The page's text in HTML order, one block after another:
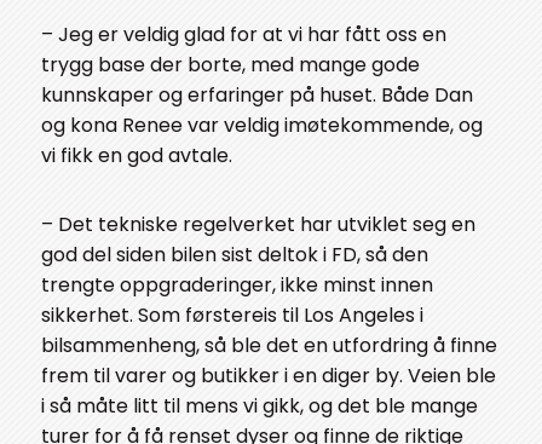
– Jeg er veldig glad for at vi har fått oss en
trygg base der borte, med mange gode
kunnskaper og erfaringer på huset. Både Dan
og kona Renee var veldig imøtekommende, og
vi fikk en god avtale.
– Det tekniske regelverket har utviklet seg en
god del siden bilen sist deltok i FD, så den
trengte oppgraderinger, ikke minst innen
sikkerhet. Som førstereis til Los Angeles i
bilsammenheng, så ble det en utfordring å finne
frem til varer og butikker i en diger by. Veien ble
i så måte litt til mens vi gikk, og det ble mange
turer for å få renset dyser og finne de riktige